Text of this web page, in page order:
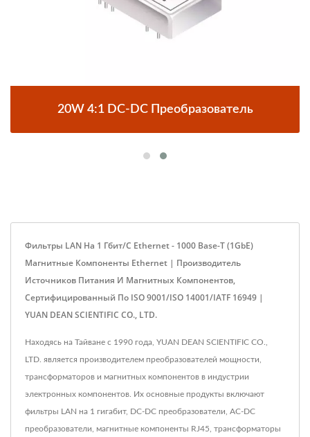
20W 4:1 DC-DC Преобразователь
Фильтры LAN На 1 Гбит/с Ethernet - 1000 Base-T (1GbE)
Магнитные Компоненты Ethernet | Производитель
Источников Питания И Магнитных Компонентов,
Сертифицированный По ISO 9001/ISO 14001/IATF 16949 |
YUAN DEAN SCIENTIFIC CO., LTD.
Находясь на Тайване с 1990 года, YUAN DEAN SCIENTIFIC CO.,
LTD. является производителем преобразователей мощности,
трансформаторов и магнитных компонентов в индустрии
электронных компонентов. Их основные продукты включают
фильтры LAN на 1 гигабит, DC-DC преобразователи, AC-DC
преобразователи, магнитные компоненты RJ45, трансформаторы